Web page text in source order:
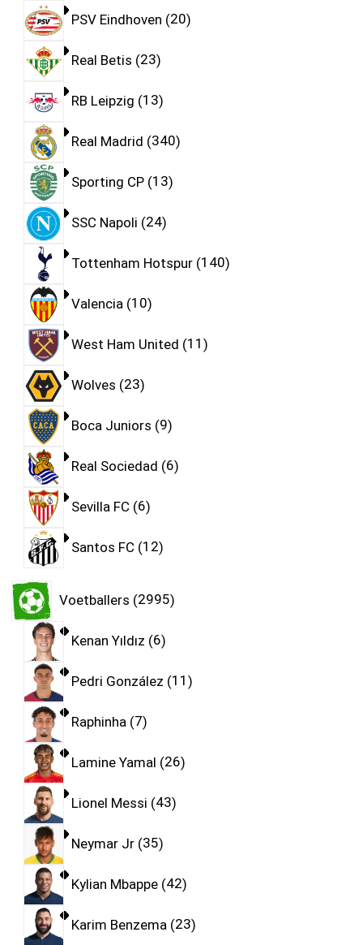
PSV Eindhoven 20
Real Betis 23
RB Leipzig 13
Real Madrid 340
Sporting CP 13
SSC Napoli 24
Tottenham Hotspur 140
Valencia 10
West Ham United 11
Wolves 23
Boca Juniors 9
Real Sociedad 6
Sevilla FC 6
Santos FC 12
Voetballers 2995
Kenan Yıldız 6
Pedri González 11
Raphinha 7
Lamine Yamal 26
Lionel Messi 43
Neymar Jr 35
Kylian Mbappe 42
Karim Benzema 23